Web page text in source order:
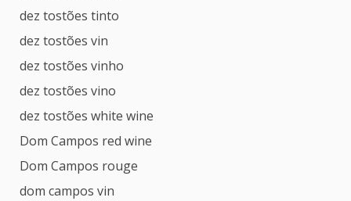
dez tostões tinto
dez tostões vin
dez tostões vinho
dez tostões vino
dez tostões white wine
Dom Campos red wine
Dom Campos rouge
dom campos vin